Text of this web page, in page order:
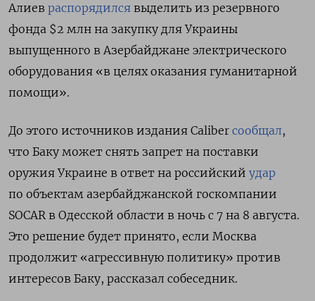
Алиев распорядился выделить из резервного
фонда $2 млн на закупку для Украины
выпущенного в Азербайджане электрического
оборудования «в целях оказания гуманитарной
помощи».
До этого источников издания Caliber сообщал,
что Баку может снять запрет на поставки
оружия Украине в ответ на российский удар
по объектам азербайджанской госкомпании
SOCAR в Одесской области в ночь с 7 на 8 августа.
Это решение будет принято, если Москва
продолжит «агрессивную политику» против
интересов Баку, рассказал собеседник.